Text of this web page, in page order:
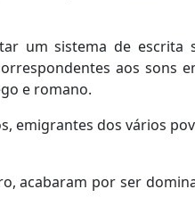
um sistema de escrita
aos sons
e romano.
emigrantes dos vários
acabaram por ser